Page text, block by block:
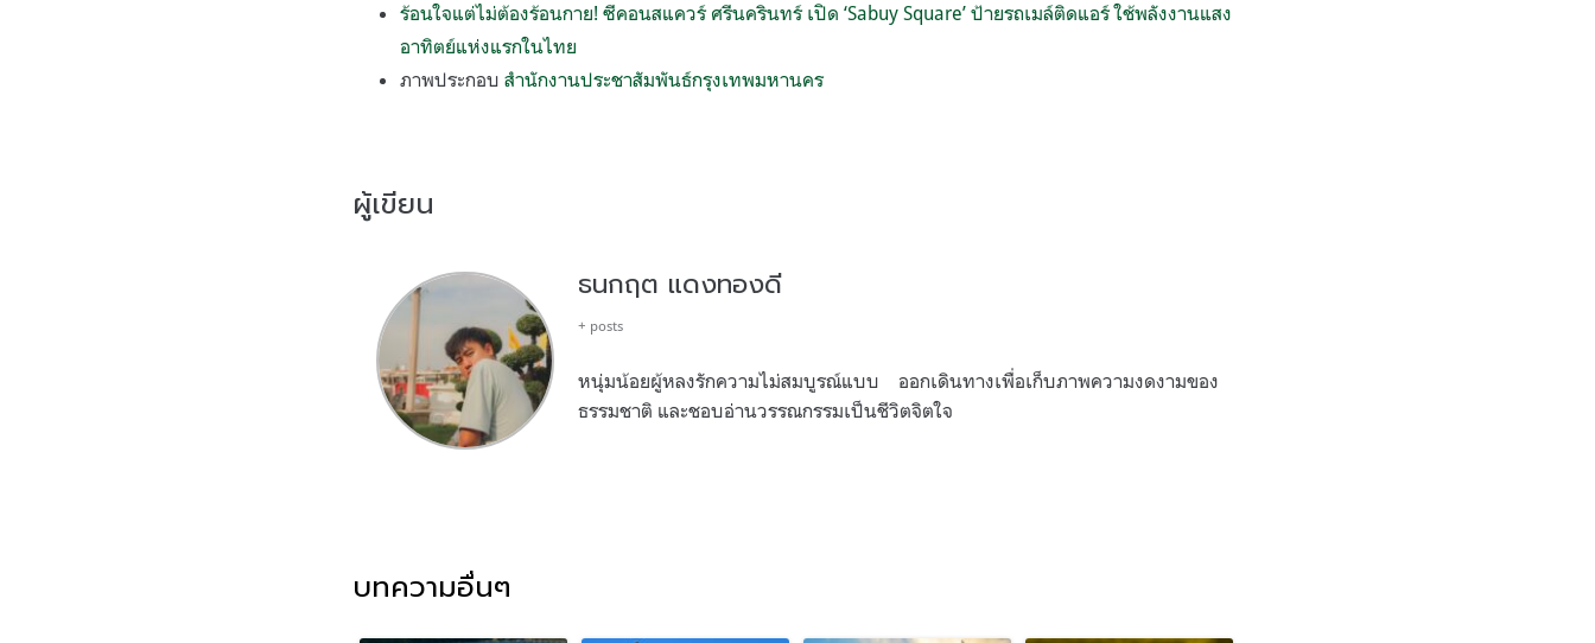
ร้อนใจแต่ไม่ต้องร้อนกาย! ซีคอนสแควร์ ศรีนครินทร์ เปิด ‘Sabuy Square’ ป้ายรถเมล์ติดแอร์ ใช้พลังงานแสง
อาทิตย์แห่งแรกในไทย
ภาพประกอบ สำนักงานประชาสัมพันธ์กรุงเทพมหานคร
ผู้เขียน
ธนกฤต แดงทองดี
+ posts
หนุ่มน้อยผู้หลงรักความไม่สมบูรณ์แบบ ออกเดินทางเพื่อเก็บภาพความงดงามของ
ธรรมชาติ และชอบอ่านวรรณกรรมเป็นชีวิตจิตใจ
บทความอื่นๆ